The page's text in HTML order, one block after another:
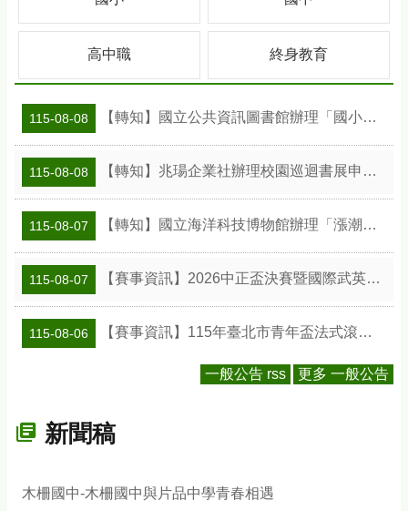
高中職 終身教育
115-08-08 【轉知】國立公共資訊圖書館辦理「國小班級訪問工作坊」活動及教案資訊
115-08-08 【轉知】兆瑒企業社辦理校園巡迴書展申請資訊
115-08-07 【轉知】國立海洋科技博物館辦理「漲潮時刻—原民智慧主題探索課程」參訪補助案
115-08-07 【賽事資訊】2026中正盃決賽暨國際武英盃武術精英錦標賽
115-08-06 【賽事資訊】115年臺北市青年盃法式滾球錦標賽
一般公告 rss 更多 一般公告
新聞稿
木柵國中-木柵國中與片品中學青春相遇